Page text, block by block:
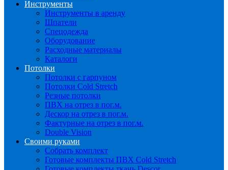
Инструменты
Инструменты в аренду
Шпатели
Спецодежда
Оборудование
Расходные материалы
Каталоги
Потолки
Потолки с гарпуном
Потолки Cold Stretch
Резные потолки
ПВХ на отрез в пог.м.
Дескор на отрез в пог.м.
Фактурные на отрез в пог.м.
Double Vision
Своими руками
Собрать комплект
Готовые комплекты ПВХ Cold Stretch